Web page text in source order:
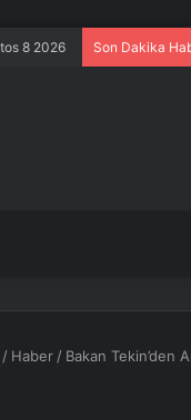
8 2026 Son Dakika
/ Haber / Bakan Tekin’den